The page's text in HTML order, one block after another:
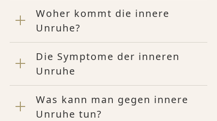
Woher kommt die innere
Unruhe?
Die Symptome der inneren
Unruhe
Was kann man gegen innere
Unruhe tun?